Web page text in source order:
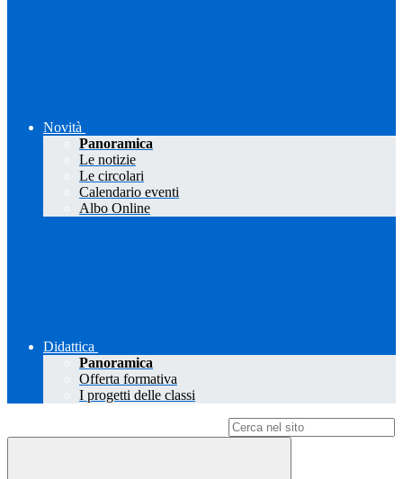
Novità
Panoramica
Le notizie
Le circolari
Calendario eventi
Albo Online
Didattica
Panoramica
Offerta formativa
I progetti delle classi